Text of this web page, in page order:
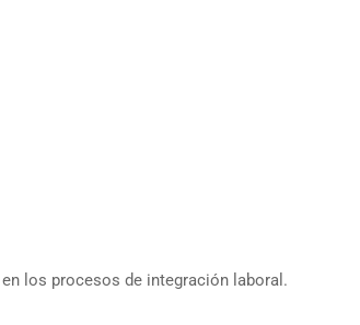
los procesos de integración laboral.